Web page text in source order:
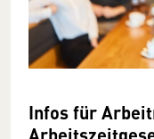
Infos für